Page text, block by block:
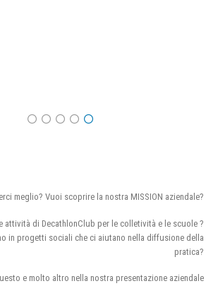
meglio? Vuoi scoprire la nostra MISSION aziendale?
attività di DecathlonClub per le colletività e le scuole ?
in progetti sociali che ci aiutano nella diffusione della
pratica?
e molto altro nella nostra presentazione aziendale